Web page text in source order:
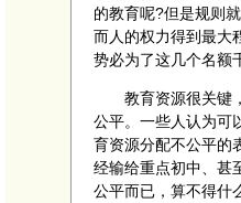
的教育呢?但是规则
而人的权力得到最大
势必为了这几个名额
教育资源很关键，
公平。一些人认为可
育资源分配不公平的
经输给重点初中、甚
公平而已，算不得什